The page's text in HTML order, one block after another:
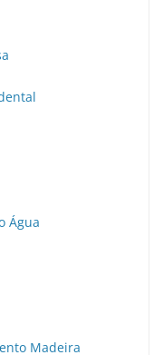
Água
Madeira